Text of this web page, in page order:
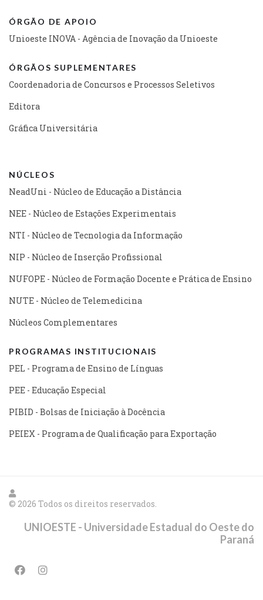
ÓRGÃO DE APOIO
Unioeste INOVA - Agência de Inovação da Unioeste
ÓRGÃOS SUPLEMENTARES
Coordenadoria de Concursos e Processos Seletivos
Editora
Gráfica Universitária
NÚCLEOS
NeadUni - Núcleo de Educação a Distância
NEE - Núcleo de Estações Experimentais
NTI - Núcleo de Tecnologia da Informação
NIP - Núcleo de Inserção Profissional
NUFOPE - Núcleo de Formação Docente e Prática de Ensino
NUTE - Núcleo de Telemedicina
Núcleos Complementares
PROGRAMAS INSTITUCIONAIS
PEL - Programa de Ensino de Línguas
PEE - Educação Especial
PIBID - Bolsas de Iniciação à Docência
PEIEX - Programa de Qualificação para Exportação
© 2026 Todos os direitos reservados.
UNIOESTE - Universidade Estadual do Oeste do
Paraná